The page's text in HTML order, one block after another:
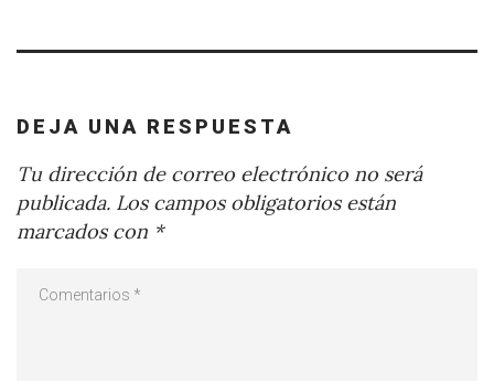
DEJA UNA RESPUESTA
Tu dirección de correo electrónico no será
publicada. Los campos obligatorios están
marcados con *